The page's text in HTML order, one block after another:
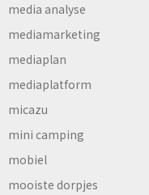
media analyse
mediamarketing
mediaplan
mediaplatform
micazu
mini camping
mobiel
mooiste dorpjes